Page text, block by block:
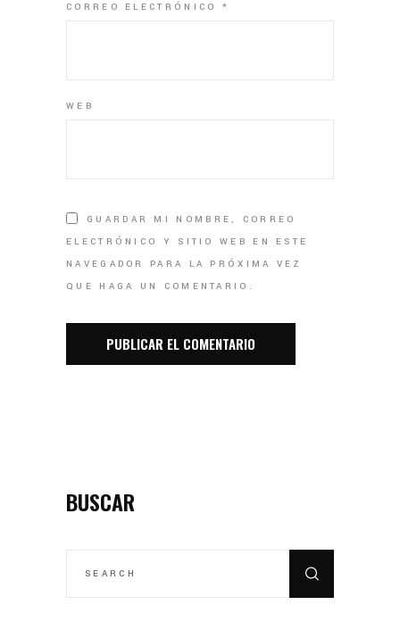
CORREO ELECTRÓNICO *
WEB
GUARDAR MI NOMBRE, CORREO
ELECTRÓNICO Y SITIO WEB EN ESTE
NAVEGADOR PARA LA PRÓXIMA VEZ
QUE HAGA UN COMENTARIO.
BUSCAR